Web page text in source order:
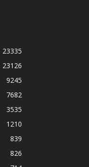
23335
23126
9245
7682
3535
1210
839
826